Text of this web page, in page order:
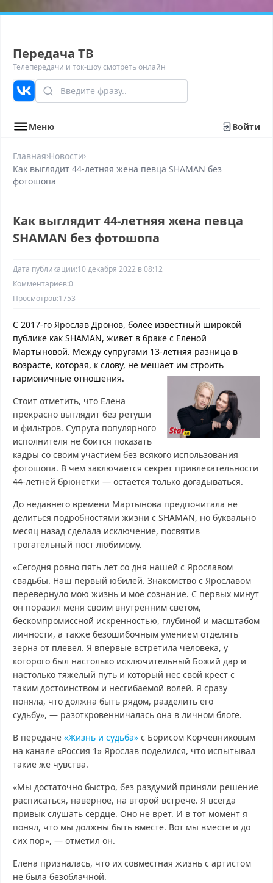
Передача ТВ
Телепередачи и ток-шоу смотреть онлайн
Меню Войти
Главная›Новости›
Как выглядит 44-летняя жена певца SHAMAN без
фотошопа
Как выглядит 44-летняя жена певца
SHAMAN без фотошопа
Дата публикации:10 декабря 2022 в 08:12
Комментариев:0
Просмотров:1753
С 2017-го Ярослав Дронов, более известный широкой
публике как SHAMAN, живет в браке с Еленой
Мартыновой. Между супругами 13-летняя разница в
возрасте, которая, к слову, не мешает им строить
гармоничные отношения.
Стоит отметить, что Елена
прекрасно выглядит без ретуши
и фильтров. Супруга популярного
исполнителя не боится показать
кадры со своим участием без всякого использования
фотошопа. В чем заключается секрет привлекательности
44-летней брюнетки — остается только догадываться.
До недавнего времени Мартынова предпочитала не
делиться подробностями жизни с SHAMAN, но буквально
месяц назад сделала исключение, посвятив
трогательный пост любимому.
«Сегодня ровно пять лет со дня нашей с Ярославом
свадьбы. Наш первый юбилей. Знакомство с Ярославом
перевернуло мою жизнь и мое сознание. С первых минут
он поразил меня своим внутренним светом,
бескомпромиссной искренностью, глубиной и масштабом
личности, а также безошибочным умением отделять
зерна от плевел. Я впервые встретила человека, у
которого был настолько исключительный Божий дар и
настолько тяжелый путь и который нес свой крест с
таким достоинством и несгибаемой волей. Я сразу
поняла, что должна быть рядом, разделить его
судьбу», — разоткровенничалась она в личном блоге.
В передаче «Жизнь и судьба» с Борисом Корчевниковым
на канале «Россия 1» Ярослав поделился, что испытывал
такие же чувства.
«Мы достаточно быстро, без раздумий приняли решение
расписаться, наверное, на второй встрече. Я всегда
привык слушать сердце. Оно не врет. И в тот момент я
понял, что мы должны быть вместе. Вот мы вместе и до
сих пор», — отметил он.
Елена призналась, что их совместная жизнь с артистом
не была безоблачной.